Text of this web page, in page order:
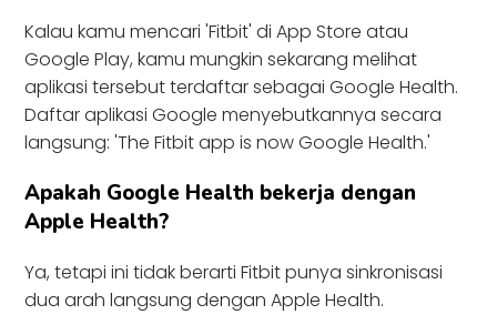
Kalau kamu mencari 'Fitbit' di App Store atau
Google Play, kamu mungkin sekarang melihat
aplikasi tersebut terdaftar sebagai Google Health.
Daftar aplikasi Google menyebutkannya secara
langsung: 'The Fitbit app is now Google Health.'
Apakah Google Health bekerja dengan
Apple Health?
Ya, tetapi ini tidak berarti Fitbit punya sinkronisasi
dua arah langsung dengan Apple Health.